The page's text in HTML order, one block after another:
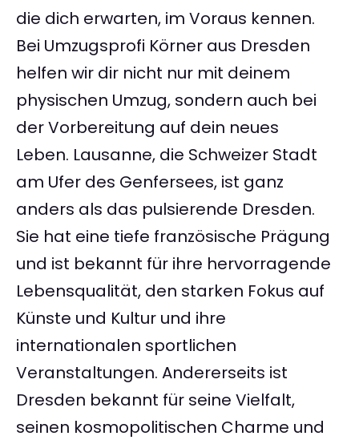
die dich erwarten, im Voraus kennen.
Bei Umzugsprofi Körner aus Dresden
helfen wir dir nicht nur mit deinem
physischen Umzug, sondern auch bei
der Vorbereitung auf dein neues
Leben. Lausanne, die Schweizer Stadt
am Ufer des Genfersees, ist ganz
anders als das pulsierende Dresden.
Sie hat eine tiefe französische Prägung
und ist bekannt für ihre hervorragende
Lebensqualität, den starken Fokus auf
Künste und Kultur und ihre
internationalen sportlichen
Veranstaltungen. Andererseits ist
Dresden bekannt für seine Vielfalt,
seinen kosmopolitischen Charme und